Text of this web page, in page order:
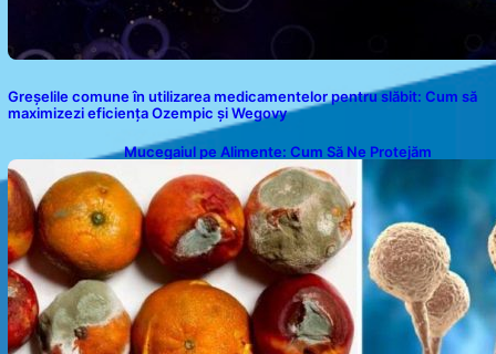
Greșelile comune în utilizarea medicamentelor pentru slăbit: Cum să
maximizezi eficiența Ozempic și Wegovy
Mucegaiul pe Alimente: Cum Să Ne Protejăm